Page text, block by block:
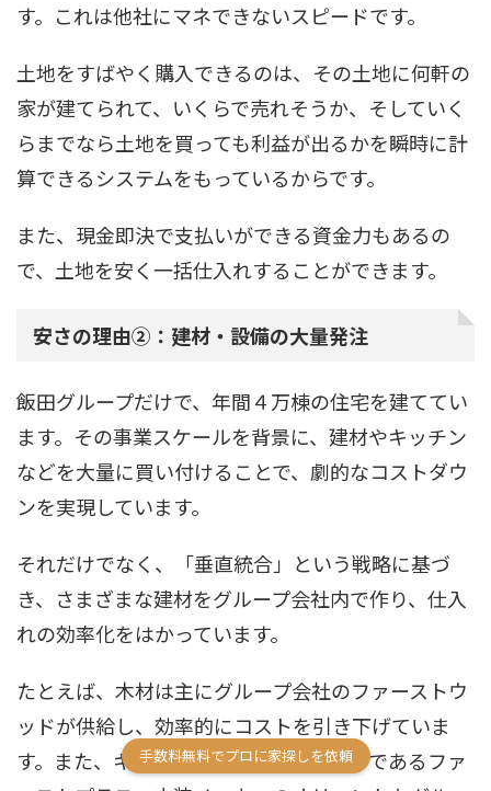
す。これは他社にマネできないスピードです。
土地をすばやく購入できるのは、その土地に何軒の
家が建てられて、いくらで売れそうか、そしていく
らまでなら土地を買っても利益が出るかを瞬時に計
算できるシステムをもっているからです。
また、現金即決で支払いができる資金力もあるの
で、土地を安く一括仕入れすることができます。
安さの理由②：建材・設備の大量発注
飯田グループだけで、年間４万棟の住宅を建ててい
ます。その事業スケールを背景に、建材やキッチン
などを大量に買い付けることで、劇的なコストダウ
ンを実現しています。
それだけでなく、「垂直統合」という戦略に基づ
き、さまざまな建材をグループ会社内で作り、仕入
れの効率化をはかっています。
たとえば、木材は主にグループ会社のファーストウ
ッドが供給し、効率的にコストを引き下げていま
す。また、キッチンやお風呂のメーカーであるファ
手数料無料でプロに家探しを依頼